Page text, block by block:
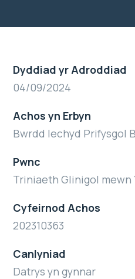
Dyddiad yr Adroddiad
04/09/2024
Achos yn Erbyn
Bwrdd Iechyd Prifysgol
Pwnc
Triniaeth Glinigol mewn
Cyfeirnod Achos
202310363
Canlyniad
Datrys yn gynnar